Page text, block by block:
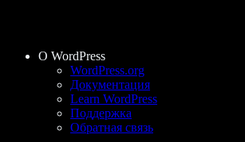
О WordPress
WordPress.org
Документация
Learn WordPress
Поддержка
Обратная связь